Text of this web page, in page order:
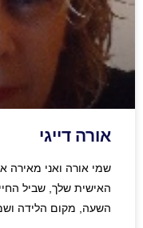
אורה דייגי
שמי אורה ואני
האישית שלך, שביל
השעה, מקום הלידה